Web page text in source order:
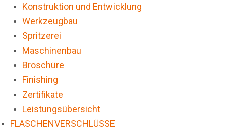
Konstruktion und Entwicklung
Werkzeugbau
Spritzerei
Maschinenbau
Broschüre
Finishing
Zertifikate
Leistungsübersicht
FLASCHENVERSCHLÜSSE